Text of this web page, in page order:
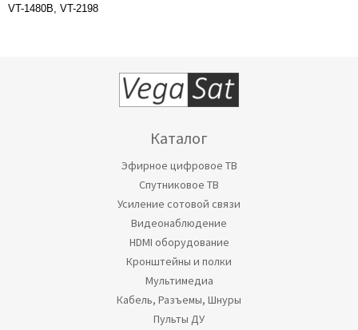
VT-1480B, VT-2198
Каталог
Эфирное цифровое ТВ
Спутниковое ТВ
Усиление сотовой связи
Видеонаблюдение
HDMI оборудование
Кронштейны и полки
Мультимедиа
Кабель, Разъемы, Шнуры
Пульты ДУ